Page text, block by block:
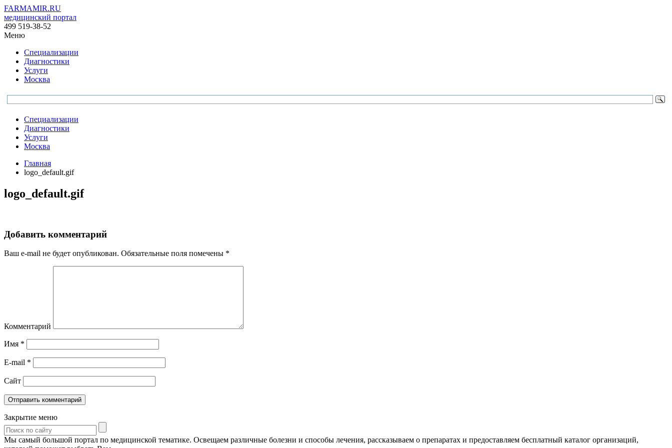
FARMAMIR.RU
медицинский портал
499 519-38-52
Меню
Специализации
Диагностики
Услуги
Москва
Специализации
Диагностики
Услуги
Москва
Главная
logo_default.gif
logo_default.gif
Добавить комментарий
Ваш e-mail не будет опубликован. Обязательные поля помечены *
Комментарий
Имя *
E-mail *
Сайт
Закрытие меню
Мы самый большой портал по медицинской тематике. Освещаем различные болезни и способы лечения, рассказываем о препаратах и предоставляем бесплатный каталог организаций,